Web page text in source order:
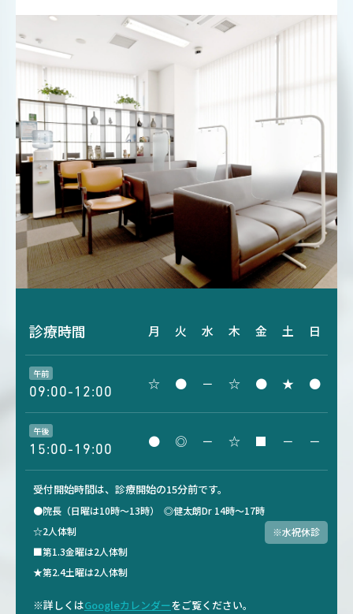
診療時間 月 火 水 木 金 土 日
午前
09:00-12:00
☆ ● － ☆ ● ★ ●
午後
15:00-19:00
● ◎ － ☆ ■ － －
受付開始時間は、診療開始の15分前です。
●院長（日曜は10時～13時） ◎健太朗Dr 14時～17時
☆2人体制
■第1.3金曜は2人体制
★第2.4土曜は2人体制
※水祝休診
※詳しくはGoogleカレンダーをご覧ください。